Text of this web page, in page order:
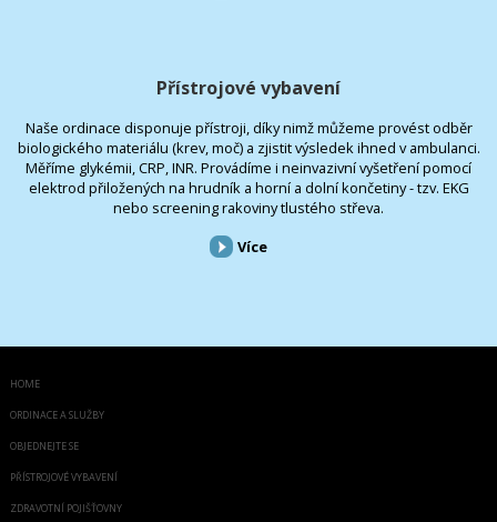
Přístrojové vybavení
Naše ordinace disponuje přístroji, díky nimž můžeme provést odběr
biologického materiálu (krev, moč) a zjistit výsledek ihned v ambulanci.
Měříme glykémii, CRP, INR. Provádíme i neinvazivní vyšetření pomocí
elektrod přiložených na hrudník a horní a dolní končetiny - tzv. EKG
nebo screening rakoviny tlustého střeva.
Více
HOME
ORDINACE A SLUŽBY
OBJEDNEJTE SE
PŘÍSTROJOVÉ VYBAVENÍ
ZDRAVOTNÍ POJIŠŤOVNY